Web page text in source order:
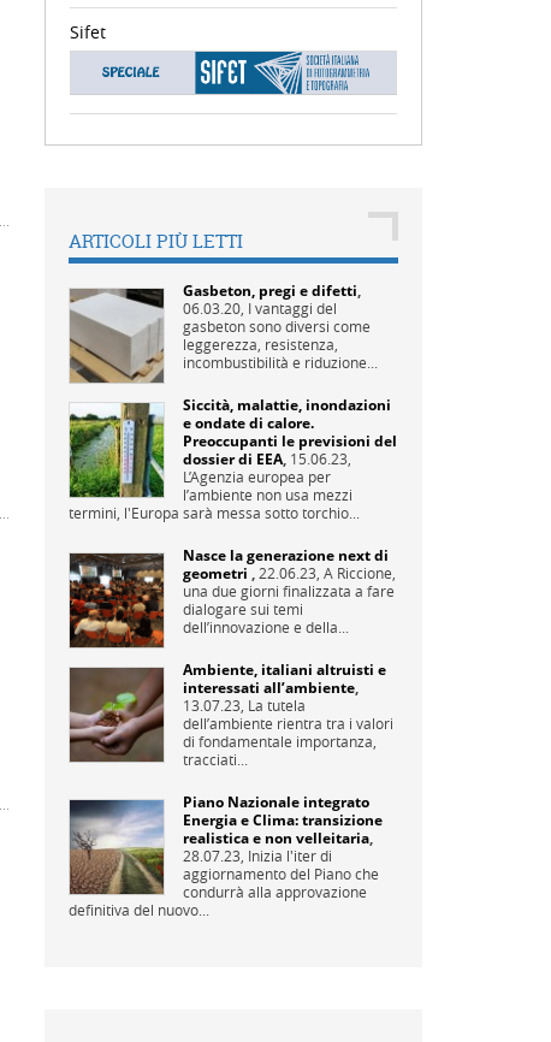
Sifet
ARTICOLI PIÙ LETTI
Gasbeton, pregi e difetti,
06.03.20, I vantaggi del
gasbeton sono diversi come
leggerezza, resistenza,
incombustibilità e riduzione...
Siccità, malattie, inondazioni
e ondate di calore.
Preoccupanti le previsioni del
dossier di EEA, 15.06.23,
L’Agenzia europea per
l’ambiente non usa mezzi
termini, l'Europa sarà messa sotto torchio...
Nasce la generazione next di
geometri , 22.06.23, A Riccione,
una due giorni finalizzata a fare
dialogare sui temi
dell’innovazione e della...
Ambiente, italiani altruisti e
interessati all’ambiente,
13.07.23, La tutela
dell’ambiente rientra tra i valori
di fondamentale importanza,
tracciati...
Piano Nazionale integrato
Energia e Clima: transizione
realistica e non velleitaria,
28.07.23, Inizia l'iter di
aggiornamento del Piano che
condurrà alla approvazione
definitiva del nuovo...